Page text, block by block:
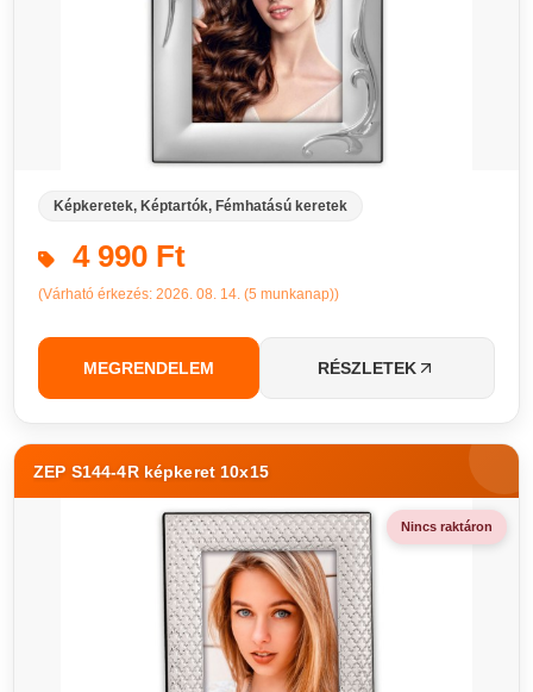
Képkeretek, Képtartók, Fémhatású keretek
4 990 Ft
(Várható érkezés: 2026. 08. 14. (5 munkanap))
MEGRENDELEM RÉSZLETEK
ZEP S144-4R képkeret 10x15
Nincs raktáron